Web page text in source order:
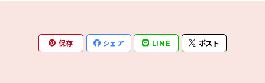
保存 シェア LINE ポスト